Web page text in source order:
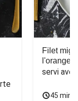
Filet
l'orange
servi
45